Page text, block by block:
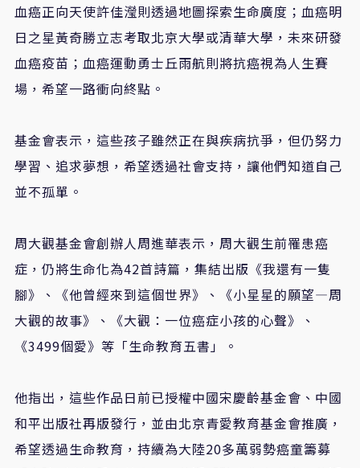
血癌正向天使許佳瀅則透過地圖探索生命廣度；血癌明
日之星黃奇勝立志考取北京大學或清華大學，未來研發
血癌疫苗；血癌運動勇士丘雨航則將抗癌視為人生賽
場，希望一路衝向終點。
基金會表示，這些孩子雖然正在與疾病抗爭，但仍努力
學習、追求夢想，希望透過社會支持，讓他們知道自己
並不孤單。
周大觀基金會創辦人周進華表示，周大觀生前罹患癌
症，仍將生命化為42首詩篇，集結出版《我還有一隻
腳》、《他曾經來到這個世界》、《小星星的願望—周
大觀的故事》、《大觀：一位癌症小孩的心聲》、
《3499個愛》等「生命教育五書」。
他指出，這些作品日前已授權中國宋慶齡基金會、中國
和平出版社再版發行，並由北京青愛教育基金會推廣，
希望透過生命教育，持續為大陸20多萬弱勢癌童籌募